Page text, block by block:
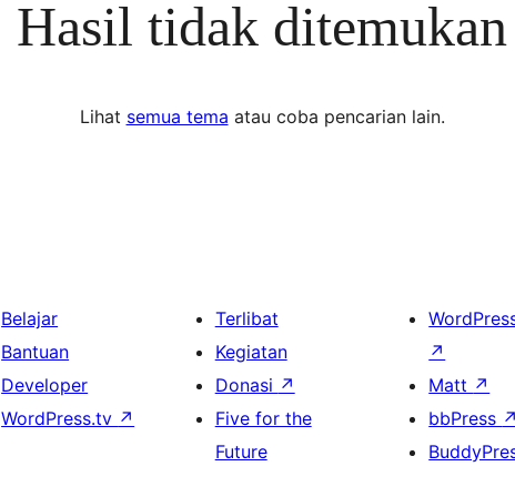
Hasil tidak ditemukan
Lihat semua tema atau coba pencarian lain.
Belajar
Bantuan
Developer
WordPress.tv ↗
Terlibat
Kegiatan
Donasi ↗
Five for the
Future
↗
Matt ↗
bbPress ↗